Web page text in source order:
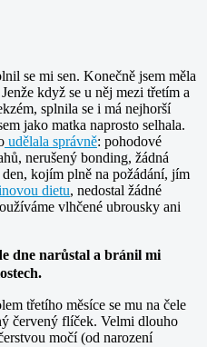
se mi sen. Konečně jsem měla
když se u něj mezi třetím a
splnila se i má nejhorší
jako matka naprosto selhala.
udělala správně: pohodové
nerušený bonding, žádná
kojím plně na požádání, jím
dietu, nedostal žádné
vlhčené ubrousky ani
dne narůstal a bránil mi
třetího měsíce se mu na čele
červený flíček. Velmi dlouho
močí (od narození